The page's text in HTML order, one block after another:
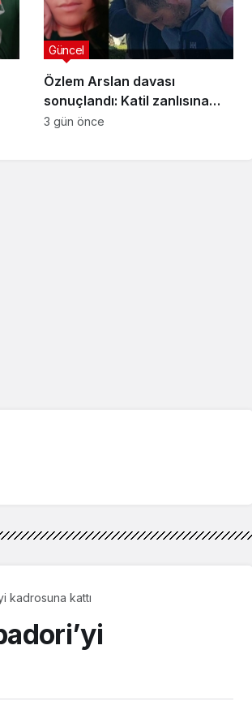
Özlem Arslan davası
sonuçlandı: Katil zanlısına
indirimsiz ağırlaştırılmış
Güncel
3 gün önce
kadrosuna kattı